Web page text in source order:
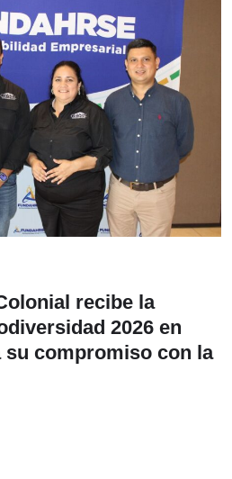
recibe la
2026 en
compromiso con la